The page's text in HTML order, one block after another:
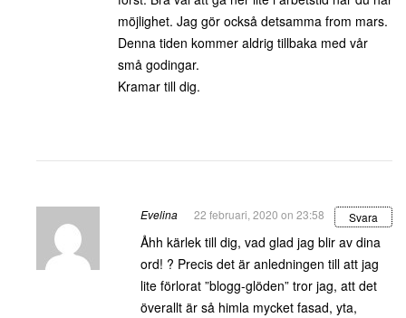
möjlighet. Jag gör också detsamma from mars.
Denna tiden kommer aldrig tillbaka med vår
små godingar.
Kramar till dig.
Evelina 22 februari, 2020 on 23:58 Svara
Åhh kärlek till dig, vad glad jag blir av dina
ord! ? Precis det är anledningen till att jag
lite förlorat ”blogg-glöden” tror jag, att det
överallt är så himla mycket fasad, yta,